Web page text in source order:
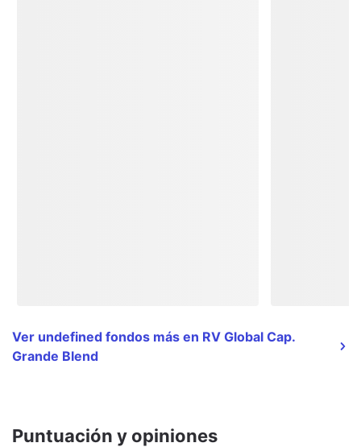
Ver undefined fondos más en RV Global Cap.
Grande Blend
Puntuación y opiniones